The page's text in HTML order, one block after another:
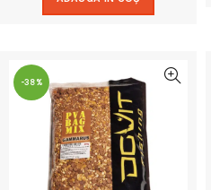
fost:
-38%